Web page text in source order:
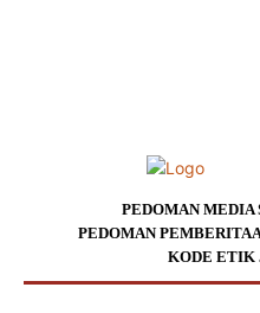
PEDOMAN MEDIA
PEDOMAN
KODE ETIK